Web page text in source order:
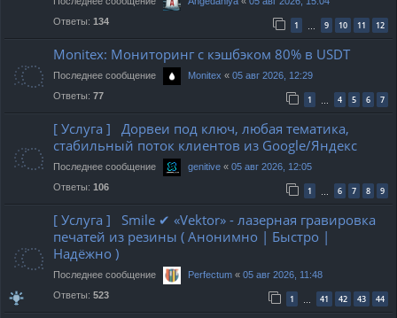
Ответы: 134 1 9 10 11 12
Monitex: Мониторинг с кэшбэком 80% в USDT
Последнее сообщение Monitex « 05 авг 2026, 12:29
Ответы: 77 1 4 5 6 7
[ Услуга ] Дорвеи под ключ, любая тематика,
стабильный поток клиентов из Google/Яндекс
Последнее сообщение genitive « 05 авг 2026, 12:05
Ответы: 106 1 6 7 8 9
[ Услуга ] Smile ✔ «Vektor» - лазерная гравировка
печатей из резины ( Анонимно | Быстро |
Надёжно )
Последнее сообщение Perfectum « 05 авг 2026, 11:48
Ответы: 523 1 41 42 43 44